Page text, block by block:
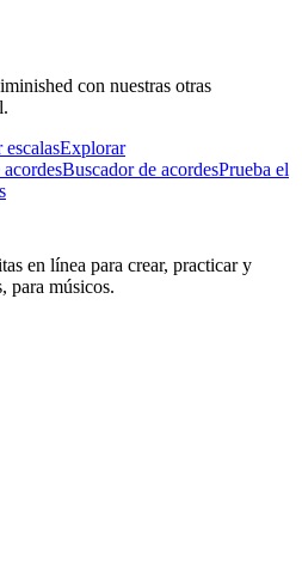
con nuestras otras
Explorar
Buscador de acordesPrueba el
en línea para crear, practicar y
para músicos.